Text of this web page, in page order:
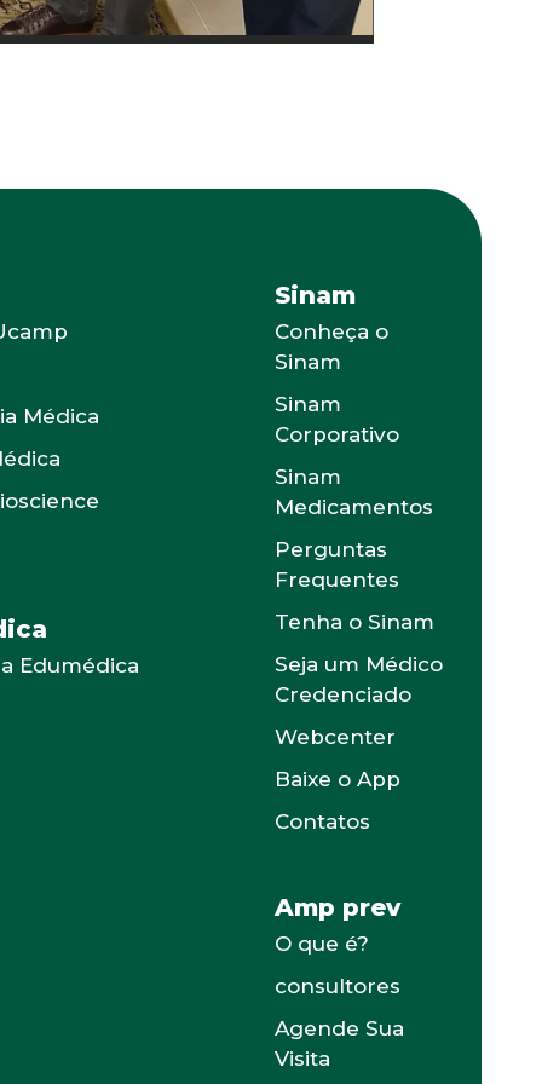
Médica
Edumédica
Sinam
Conheça o
Sinam
Sinam
Corporativo
Sinam
Medicamentos
Perguntas
Frequentes
Tenha o Sinam
Seja um Médico
Credenciado
Webcenter
Baixe o App
Contatos
Amp prev
O que é?
consultores
Agende Sua
Visita